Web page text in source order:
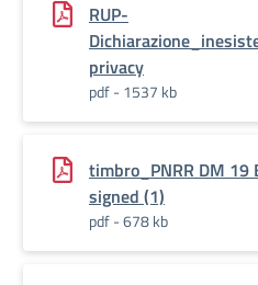
RUP-
privacy
pdf - 1537 kb
timbro_PNRR DM 19
signed (1)
pdf - 678 kb